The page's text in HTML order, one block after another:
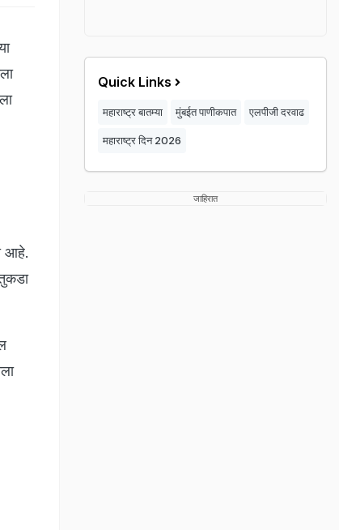
आहे.
Quick Links
महाराष्ट्र बातम्या मुंबईत पाणीकपात एलपीजी दरवाढ
महाराष्ट्र दिन 2026
जाहिरात